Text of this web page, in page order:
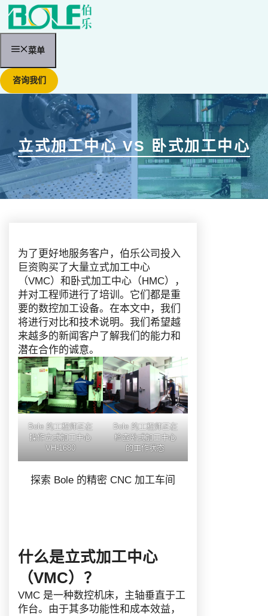
菜单
咨询我们
立式加工中心 VS 卧式加工中心
为了更好地服务客户，伯乐公司投入
巨资购买了大量立式加工中心
（VMC）和卧式加工中心（HMC），
并对工程师进行了培训。它们都是重
要的数控加工设备。在本文中，我们
将进行对比和技术说明。我们希望越
来越多的新闻客户了解我们的能力和
潜在合作的诚意。
Bole 的工程师正在
操作立式加工中心
VH-1680
Bole 的工程师正在
检查卧式加工中心
的工作状态
探索 Bole 的精密 CNC 加工车间
什么是立式加工中心
（VMC）？
VMC 是一种数控机床，主轴垂直于工
作台。由于其多功能性和成本效益，